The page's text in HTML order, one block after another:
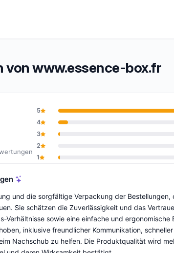
www.essence-box.fr
von 10
5
4
3
2
1
und die sorgfältige Verpackung der
Sie schätzen die Zuverlässigkeit und das
Verhältnisse sowie eine einfache und ergonomische
inklusive freundlicher Kommunikation,
Nachschub zu helfen. Die Produktqualität wird